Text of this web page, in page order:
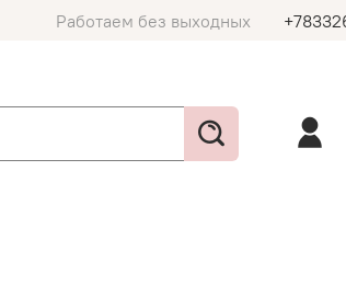
Работаем без выходных